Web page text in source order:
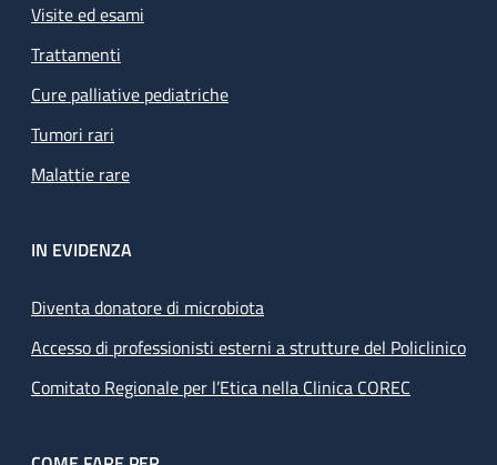
Visite ed esami
Trattamenti
Cure palliative pediatriche
Tumori rari
Malattie rare
IN EVIDENZA
Diventa donatore di microbiota
Accesso di professionisti esterni a strutture del Policlinico
Comitato Regionale per l’Etica nella Clinica COREC